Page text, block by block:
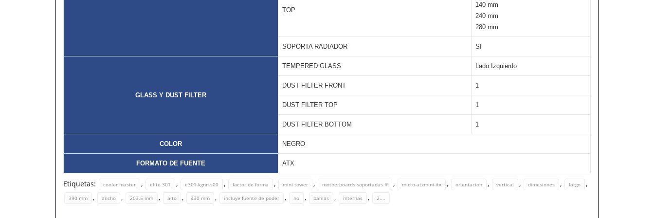
TOP
140 mm
240 mm
280 mm
SOPORTA RADIADOR SI
GLASS Y DUST FILTER
TEMPERED GLASS Lado Izquierdo
DUST FILTER FRONT 1
DUST FILTER TOP 1
DUST FILTER BOTTOM 1
COLOR NEGRO
FORMATO DE FUENTE ATX
Etiquetas: cooler master , elite 301 , e301-kgnn-s00 , factor de forma , mini tower , motherboards soportadas ff , micro-atxmini-itx , orientacion , vertical , dimesiones , largo ,
390 mm , ancho , 203.5 mm , alto , 430 mm , incluye fuente de poder , no , bahias , internas , 2....